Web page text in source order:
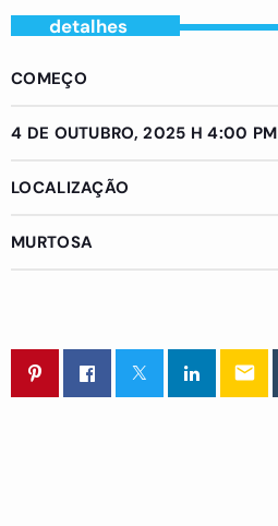
detalhes
COMEÇO
4 DE OUTUBRO, 2025 H 4:00 PM
LOCALIZAÇÃO
MURTOSA
email